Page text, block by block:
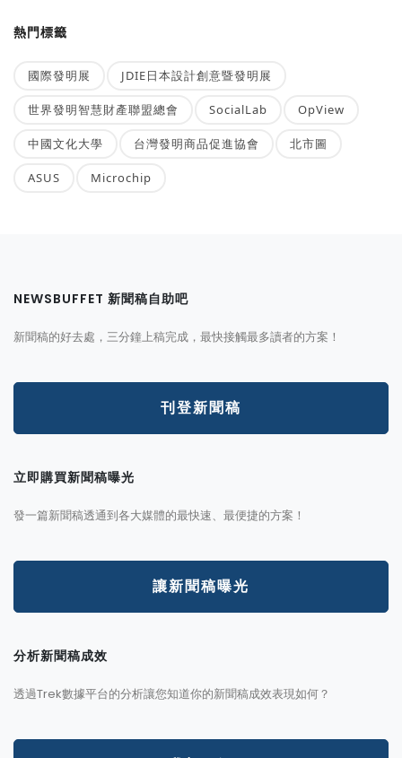
熱門標籤
國際發明展 JDIE日本設計創意暨發明展
世界發明智慧財產聯盟總會 SocialLab OpView
中國文化大學 台灣發明商品促進協會 北市圖
ASUS Microchip
NEWSBUFFET 新聞稿自助吧
新聞稿的好去處，三分鐘上稿完成，最快接觸最多讀者的方案！
刊登新聞稿
立即購買新聞稿曝光
發一篇新聞稿透通到各大媒體的最快速、最便捷的方案！
讓新聞稿曝光
分析新聞稿成效
透過Trek數據平台的分析讓您知道你的新聞稿成效表現如何？